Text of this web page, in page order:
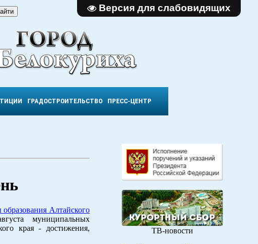
Версия для слабовидящих
ГРАДОСТРОИТЕЛЬСТВО ПРЕСС-ЦЕНТР
Алтайского
муниципальных
края - достижения,
ТВ-новости